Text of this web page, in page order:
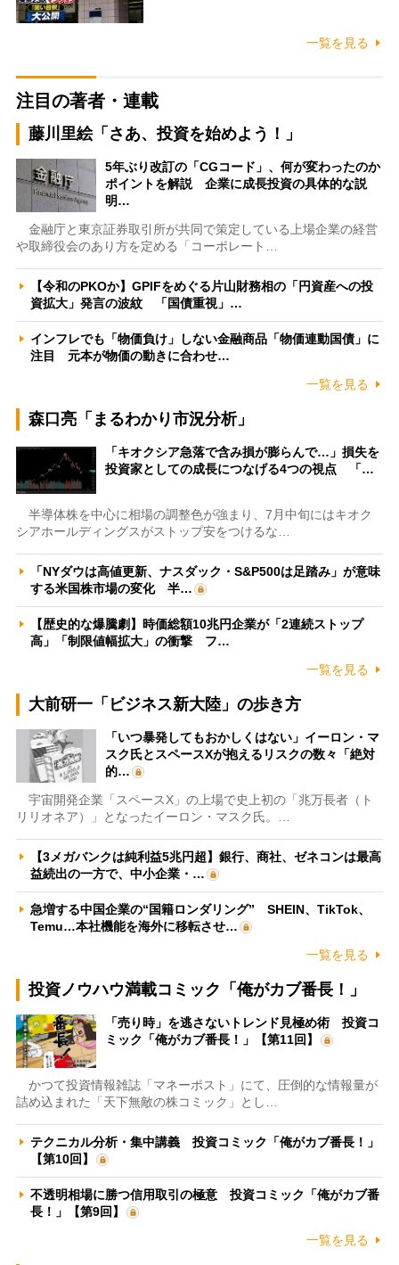
一覧を見る
注目の著者・連載
藤川里絵「さあ、投資を始めよう！」
5年ぶり改訂の「CGコード」、何が変わったのか
ポイントを解説 企業に成長投資の具体的な説
明…
金融庁と東京証券取引所が共同で策定している上場企業の経営
や取締役会のあり方を定める「コーポレート…
【令和のPKOか】GPIFをめぐる片山財務相の「円資産への投
資拡大」発言の波紋 「国債重視」…
インフレでも「物価負け」しない金融商品「物価連動国債」に
注目 元本が物価の動きに合わせ…
一覧を見る
森口亮「まるわかり市況分析」
「キオクシア急落で含み損が膨らんで…」損失を
投資家としての成長につなげる4つの視点 「…
半導体株を中心に相場の調整色が強まり、7月中旬にはキオク
シアホールディングスがストップ安をつけるな…
「NYダウは高値更新、ナスダック・S&P500は足踏み」が意味
する米国株市場の変化 半…
【歴史的な爆騰劇】時価総額10兆円企業が「2連続ストップ
高」「制限値幅拡大」の衝撃 フ…
一覧を見る
大前研一「ビジネス新大陸」の歩き方
「いつ暴発してもおかしくはない」イーロン・マ
スク氏とスペースXが抱えるリスクの数々「絶対
的…
宇宙開発企業「スペースX」の上場で史上初の「兆万長者（ト
リリオネア）」となったイーロン・マスク氏。…
【3メガバンクは純利益5兆円超】銀行、商社、ゼネコンは最高
益続出の一方で、中小企業・…
急増する中国企業の“国籍ロンダリング” SHEIN、TikTok、
Temu…本社機能を海外に移転させ…
一覧を見る
投資ノウハウ満載コミック「俺がカブ番長！」
「売り時」を逃さないトレンド見極め術 投資コ
ミック「俺がカブ番長！」【第11回】
かつて投資情報雑誌「マネーポスト」にて、圧倒的な情報量が
詰め込まれた「天下無敵の株コミック」とし…
テクニカル分析・集中講義 投資コミック「俺がカブ番長！」
【第10回】
不透明相場に勝つ信用取引の極意 投資コミック「俺がカブ番
長！」【第9回】
一覧を見る